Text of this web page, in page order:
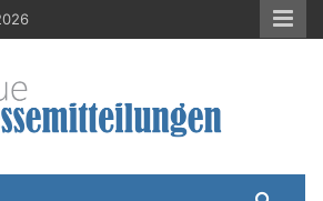
News, Meldungen, Wirtschaft